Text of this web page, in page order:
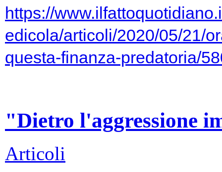
https://
edicola/articoli/2020/05/21/
questa-finanza-predatoria/
"Dietro l'aggressione
Articoli